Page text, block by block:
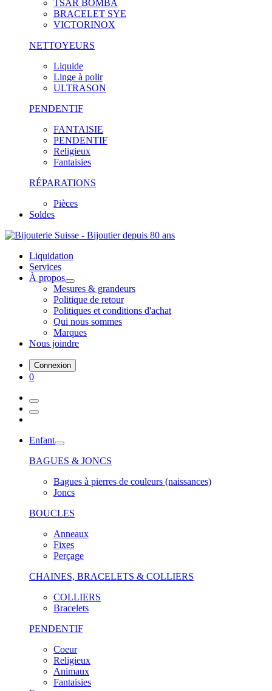
TSAR BOMBA
BRACELET SYE
VICTORINOX
NETTOYEURS
Liquide
Linge à polir
ULTRASON
PENDENTIF
FANTAISIE
PENDENTIF
Religieux
Fantaisies
RÉPARATIONS
Pièces
Soldes
Liquidation
Services
À propos
Mesures & grandeurs
Politique de retour
Politiques et conditions d'achat
Qui nous sommes
Marques
Nous joindre
Connexion
0
Enfant
BAGUES & JONCS
Bagues à pierres de couleurs (naissances)
Joncs
BOUCLES
Anneaux
Fixes
Perçage
CHAINES, BRACELETS & COLLIERS
COLLIERS
Bracelets
PENDENTIF
Coeur
Religieux
Animaux
Fantaisies